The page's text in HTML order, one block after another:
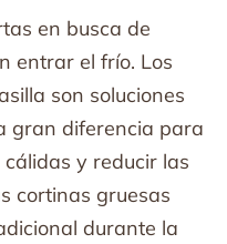
en busca de
entrar el frío. Los
son soluciones
gran diferencia para
y reducir las
cortinas gruesas
durante la